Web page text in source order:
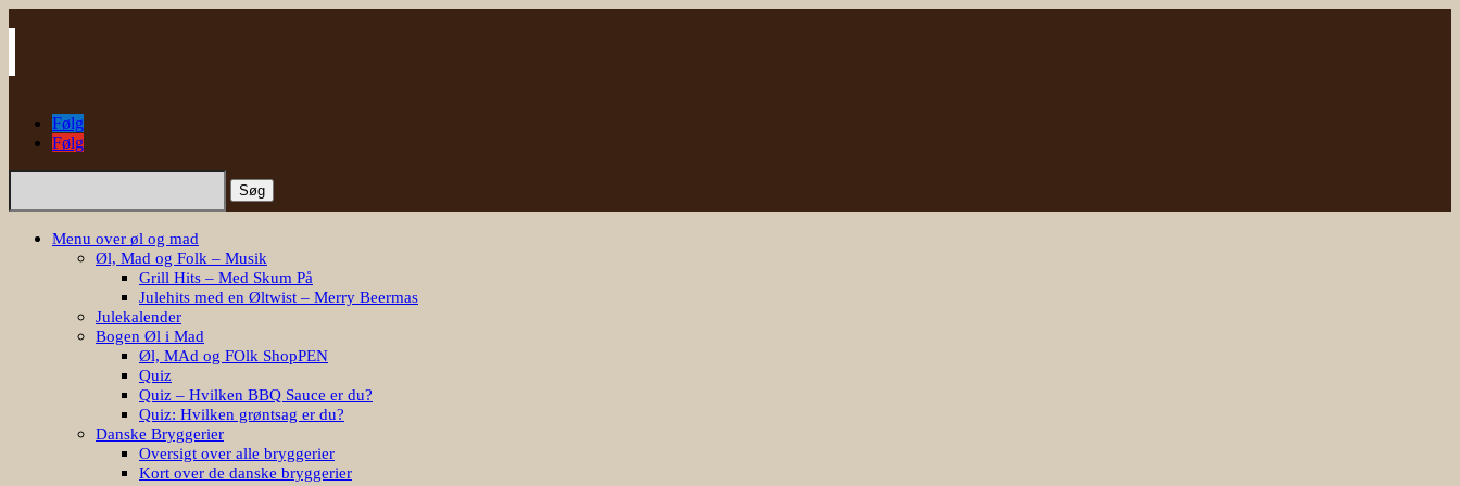
Følg
Følg
Søg
Menu over øl og mad
Øl, Mad og Folk – Musik
Grill Hits – Med Skum På
Julehits med en Øltwist – Merry Beermas
Julekalender
Bogen Øl i Mad
Øl, MAd og FOlk ShopPEN
Quiz
Quiz – Hvilken BBQ Sauce er du?
Quiz: Hvilken grøntsag er du?
Danske Bryggerier
Oversigt over alle bryggerier
Kort over de danske bryggerier